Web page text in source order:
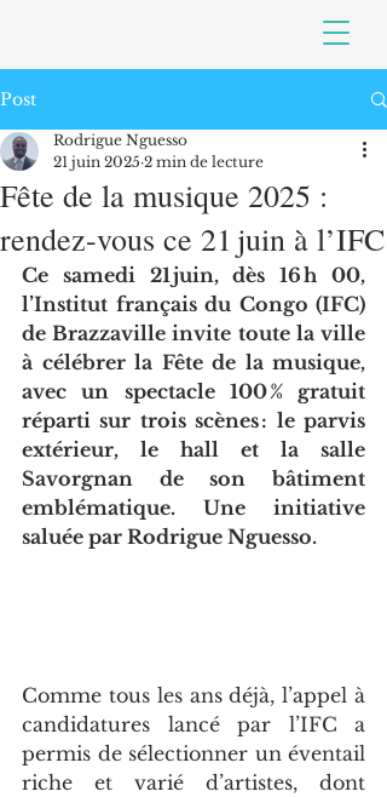
Post
Fête de la musique 2025 :
rendez-vous ce 21 juin à l’IFC
Rodrigue Nguesso
21 juin 2025 2 min de lecture
Ce samedi 21 juin, dès 16 h 00,
l’Institut français du Congo (IFC)
de Brazzaville invite toute la ville
à célébrer la Fête de la musique,
avec un spectacle 100 % gratuit
réparti sur trois scènes : le parvis
extérieur, le hall et la salle
Savorgnan de son bâtiment
emblématique. Une initiative
saluée par Rodrigue Nguesso.
Comme tous les ans déjà, l’appel à
candidatures lancé par l’IFC a
permis de sélectionner un éventail
riche et varié d’artistes, dont